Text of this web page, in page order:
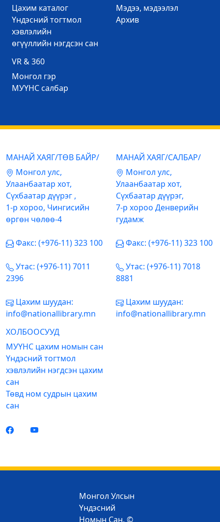
Цахим каталог
Үндэсний тогтмол
хэвлэлийн
өгүүллийн нэгдсэн сан
Mэдээ, мэдээлэл
Архив
VR & 360
Mонгол гэр
МУҮНС салбар
МАНАЙ ХАЯГ/ТӨВ БАЙР/
Mонгол улс,
Улаанбаатар хот,
Сүхбаатар дүүрэг ,
1-р хороо, Чингисийн
өргөн чөлөө-4
Факс: (+976-11) 323 100
Утас: (+976-11) 7011
2396
Цахим шуудан:
info@nationallibrary.mn
МАНАЙ ХАЯГ/САЛБАР/
Mонгол улс,
Улаанбаатар хот,
Сүхбаатар дүүрэг,
7-р хороо Денверийн
гудамж
Факс: (+976-11) 323 100
Утас: (+976-11) 7018
8881
Цахим шуудан:
info@nationallibrary.mn
ХОЛБООСУУД
МУҮНС цахим номын сан
Үндэсний тогтмол
хэвлэлийн нэгдсэн цахим
сан
Төвд ном судрын цахим
сан
Монгол Улсын
Үндэсний
Номын Сан. ©